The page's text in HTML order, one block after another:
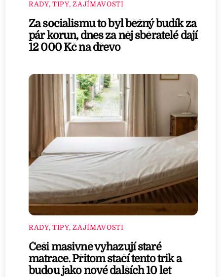
RADY, TIPY, ZAJÍMAVOSTI
Za socialismu to byl běžný budík za
pár korun, dnes za něj sběratelé dají
12 000 Kč na dřevo
RADY, TIPY, ZAJÍMAVOSTI
Češi masivně vyhazují staré
matrace. Přitom stačí tento trik a
budou jako nové dalších 10 let